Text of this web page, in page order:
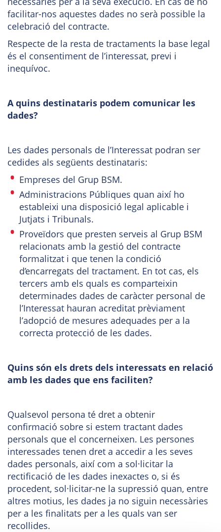
facilitar-nos aquestes dades no serà possible la
celebració del contracte.
Respecte de la resta de tractaments la base legal
és el consentiment de l’interessat, previ i
inequívoc.
A quins destinataris podem comunicar les
dades?
Les dades personals de l’Interessat podran ser
cedides als següents destinataris:
Empreses del Grup BSM.
Administracions Públiques quan així ho
estableixi una disposició legal aplicable i
Jutjats i Tribunals.
Proveïdors que presten serveis al Grup BSM
relacionats amb la gestió del contracte
formalitzat i que tenen la condició
d’encarregats del tractament. En tot cas, els
tercers amb els quals es comparteixin
determinades dades de caràcter personal de
l’Interessat hauran acreditat prèviament
l’adopció de mesures adequades per a la
correcta protecció de les dades.
Quins són els drets dels interessats en relació
amb les dades que ens faciliten?
Qualsevol persona té dret a obtenir
confirmació sobre si estem tractant dades
personals que el concerneixen. Les persones
interessades tenen dret a accedir a les seves
dades personals, així com a sol·licitar la
rectificació de les dades inexactes o, si és
procedent, sol·licitar-ne la supressió quan, entre
altres motius, les dades ja no siguin necessàries
per a les finalitats per a les quals van ser
recollides.